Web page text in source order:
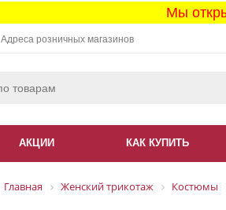
Мы
Адреса розничных магазинов
АКЦИИ КАК КУПИТЬ
Главная Женский трикотаж Костюмы